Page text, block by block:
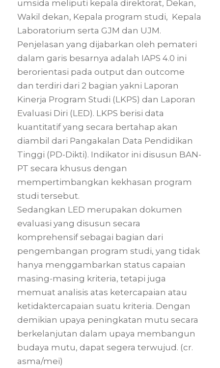
umsida meliputi kepala direktorat, Dekan,
Wakil dekan, Kepala program studi, Kepala
Laboratorium serta GJM dan UJM.
Penjelasan yang dijabarkan oleh pemateri
dalam garis besarnya adalah IAPS 4.0 ini
berorientasi pada output dan outcome
dan terdiri dari 2 bagian yakni Laporan
Kinerja Program Studi (LKPS) dan Laporan
Evaluasi Diri (LED). LKPS berisi data
kuantitatif yang secara bertahap akan
diambil dari Pangakalan Data Pendidikan
Tinggi (PD-Dikti). Indikator ini disusun BAN-
PT secara khusus dengan
mempertimbangkan kekhasan program
studi tersebut.
Sedangkan LED merupakan dokumen
evaluasi yang disusun secara
komprehensif sebagai bagian dari
pengembangan program studi, yang tidak
hanya menggambarkan status capaian
masing-masing kriteria, tetapi juga
memuat analisis atas ketercapaian atau
ketidaktercapaian suatu kriteria. Dengan
demikian upaya peningkatan mutu secara
berkelanjutan dalam upaya membangun
budaya mutu, dapat segera terwujud. (cr.
asma/mei)